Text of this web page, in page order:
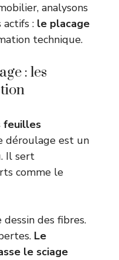
analysons
: le placage
technique.
: les
feuilles
déroulage est un
Il sert
comme le
des fibres.
Le
le sciage